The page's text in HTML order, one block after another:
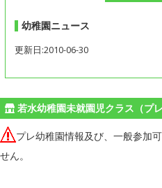
幼稚園ニュース
更新日:2010-06-30
若水幼稚園未就園児クラス（プ
プレ幼稚園情報及び、一般参加
せん。